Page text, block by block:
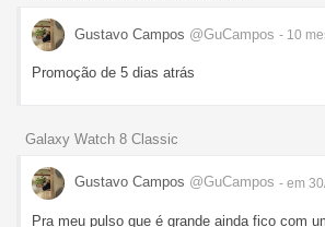
Gustavo Campos @GuCampos - 10
Promoção de 5 dias atrás
Galaxy Watch 8 Classic
Gustavo Campos @GuCampos - em
Pra meu pulso que é grande ainda fico com